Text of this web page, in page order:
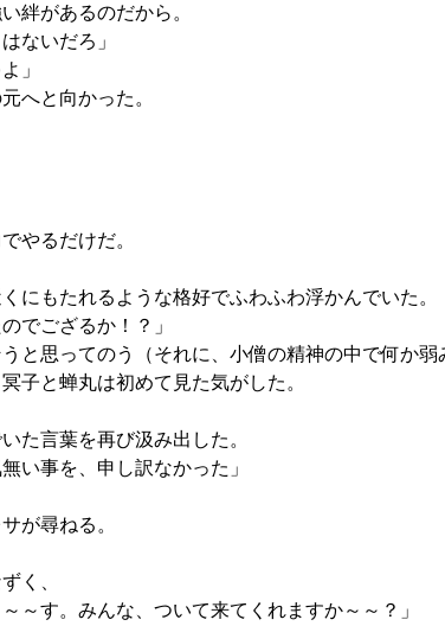
絆があるのだから。
ないだろ」
」
へと向かった。
やるだけだ。
もたれるような格好でふわふわ浮かんでいた。
でござるか！？」
思ってのう（それに、小僧の精神の中で何か弱
子と蝉丸は初めて見た気がした。
た言葉を再び汲み出した。
い事を、申し訳なかった」
が尋ねる。
く、
す。みんな、ついて来てくれますか～～？」